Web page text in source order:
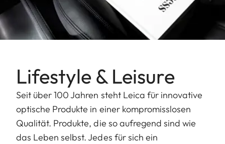
Lifestyle & Leisure
Seit über 100 Jahren steht Leica für innovative
optische Produkte in einer kompromisslosen
Qualität. Produkte, die so aufregend sind wie
das Leben selbst. Jedes für sich ein